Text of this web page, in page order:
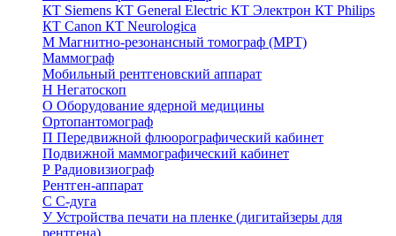
КТ Siemens КТ General Electric КТ Электрон КТ Philips
КТ Canon КТ Neurologica
М Магнитно-резонансный томограф (МРТ)
Маммограф
Мобильный рентгеновский аппарат
Н Негатоскоп
О Оборудование ядерной медицины
Ортопантомограф
П Передвижной флюорографический кабинет
Подвижной маммографический кабинет
Р Радиовизиограф
Рентген-аппарат
С С-дуга
УУстройства печати на пленке (дигитайзеры для
рентгена)